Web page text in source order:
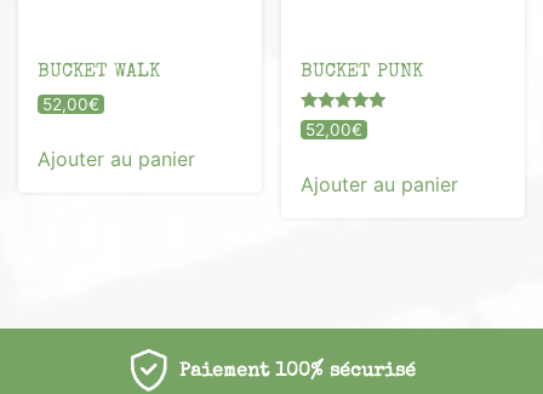
BUCKET WALK
52,00€
Ajouter au panier
BUCKET PUNK
Note
5.00
52,00€
Ajouter au panier
Paiement 100% sécurisé